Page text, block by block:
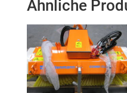
Ähnliche